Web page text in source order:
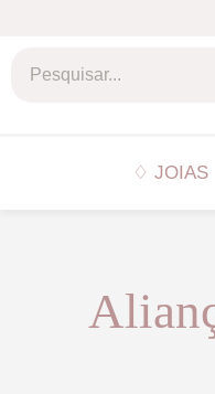
♢ JOIAS